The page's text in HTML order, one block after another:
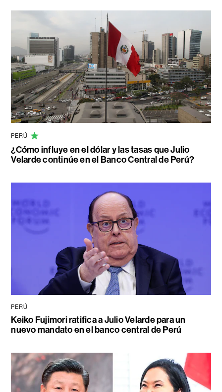
PERÚ
¿Cómo influye en el dólar y las tasas que Julio
Velarde continúe en el Banco Central de Perú?
PERÚ
Keiko Fujimori ratifica a Julio Velarde para un
nuevo mandato en el banco central de Perú